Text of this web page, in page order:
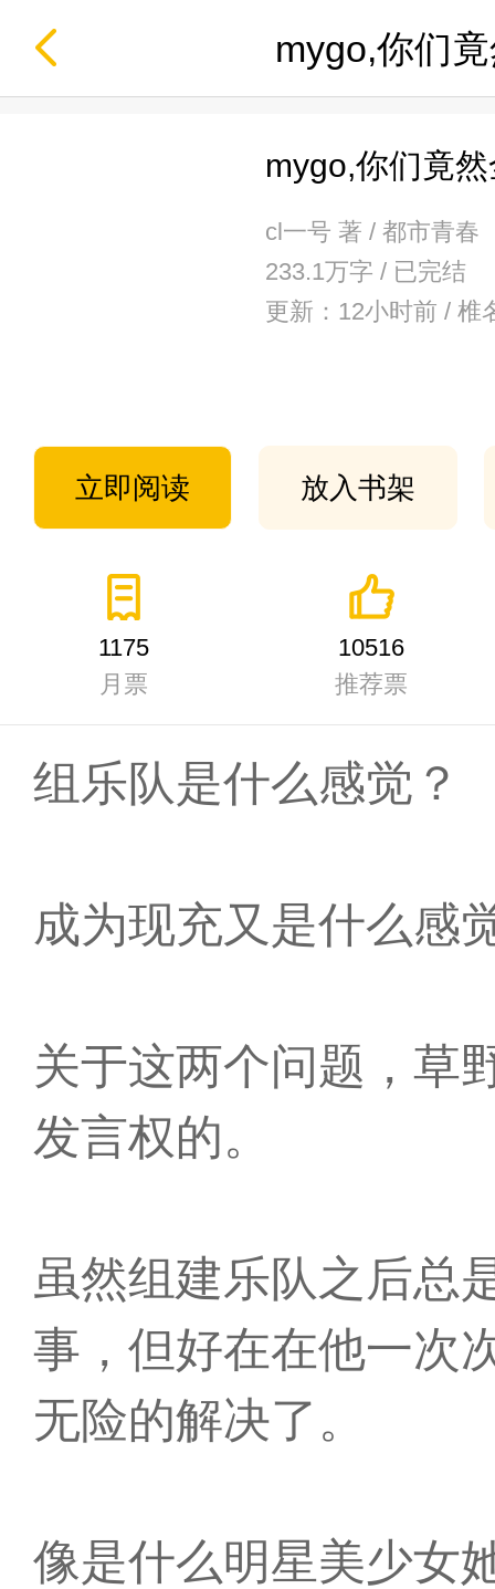
mygo,你们
mygo,你们竟
cl一号 著 / 都市青春
233.1万字 / 已完结
更新：12小时前 / 椎
立即阅读 放入书架
1175
月票
10516
推荐票
组乐队是什么感觉？
成为现充又是什么感
关于这两个问题，草
发言权的。
虽然组建乐队之后总
事，但好在在他一次
无险的解决了。
像是什么明星美少女